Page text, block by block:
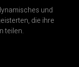
und
die ihre
teilen.